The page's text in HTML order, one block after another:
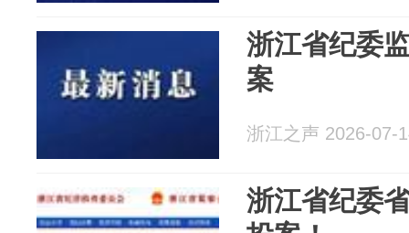
浙江省纪委
案
浙江之声 2026-07-
浙江省纪委